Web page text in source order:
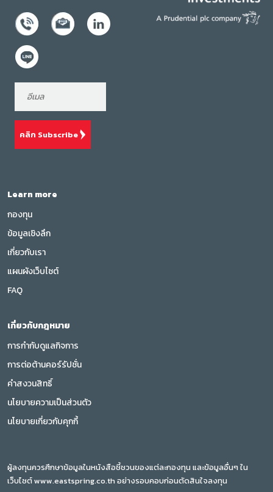
คลิก Subscribe
Learn more
กองทุน
ข้อมูลเชิงลึก
เกี่ยวกับเรา
แผนผังเว็บไซต์
FAQ
เกี่ยวกับกฎหมาย
การกำกับดูแลกิจการ
การต่อต้านคอร์รัปชั่น
คำสงวนสิทธิ์
นโยบายความเป็นส่วนตัว
นโยบายเกี่ยวกับคุกกี้
ผู้ลงทุนควรศึกษาข้อมูลในหนังสือชี้ชวนของแต่ละกองทุน และข้อมูลอื่นๆ ใน
เว็บไซต์ www.eastspring.co.th อย่างรอบคอบก่อนตัดสินใจลงทุน